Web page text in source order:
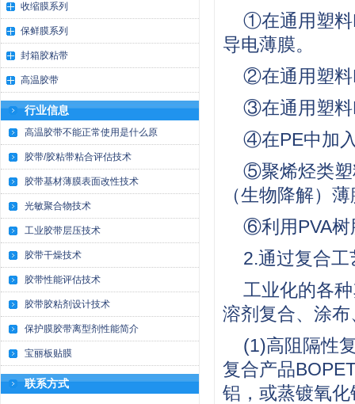
收缩膜系列
保鲜膜系列
封箱胶粘带
高温胶带
行业信息
高温胶带不能正常使用是什么原
胶带/胶粘带粘合评估技术
胶带基材薄膜表面改性技术
光敏聚合物技术
工业胶带层压技术
胶带干燥技术
胶带性能评估技术
胶带胶粘剂设计技术
保护膜胶带离型剂性能简介
宝丽板贴膜
联系方式
①在通用塑料
导电薄膜。
②在通用塑料
③在通用塑料
④在PE中加
⑤聚烯烃类塑
（生物降解）
⑥利用PVA树
2.通过复合
工业化的各
溶剂复合、涂
(1)高阻隔性
复合产品
铝，或蒸镀氧